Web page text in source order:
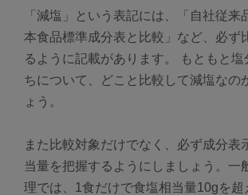
「減塩」という表記には、「自社従来
本食品標準成分表と比較」など、必ず
るように記載があります。 もともと
ちについて、どこと比較して減塩なの
ょう。
また比較対象だけでなく、必ず成分表
当量を把握するようにしましょう。一
理では、1食だけで食塩相当量10gを超